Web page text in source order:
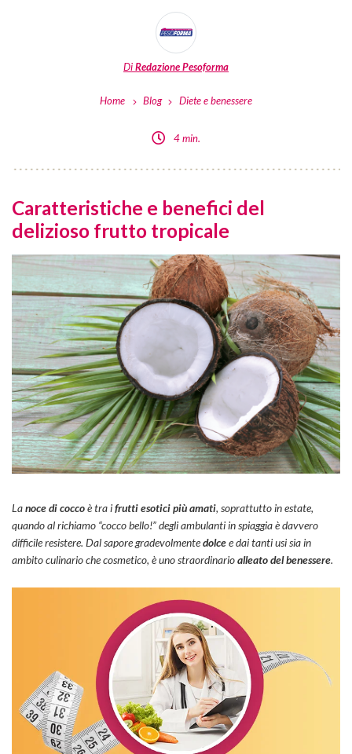
DiRedazione Pesoforma
Home Blog Diete e benessere
4 min.
Caratteristiche e benefici del
delizioso frutto tropicale
Lanoce di coccoè tra ifrutti esotici più amati, soprattutto in estate,
quando al richiamo “cocco bello!” degli ambulanti in spiaggia è davvero
difficile resistere. Dal sapore gradevolmentedolcee dai tanti usi sia in
ambito culinario che cosmetico, è uno straordinarioalleato del benessere.